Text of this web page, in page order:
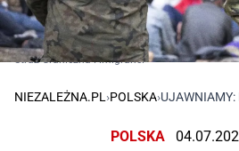
Straż Graniczna i imigranci
NIEZALEŻNA.PL ›POLSKA›UJAWNIAMY:
POLSKA